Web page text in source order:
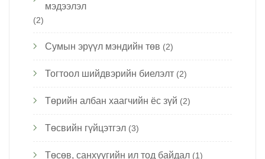
мэдээлэл
(2)
Сумын эрүүл мэндийн төв (2)
Тогтоол шийдвэрийн биелэлт (2)
Төрийн албан хаагчийн ёс зүй (2)
Төсвийн гүйцэтгэл (3)
Төсөв, санхүүгийн ил тод байдал (1)